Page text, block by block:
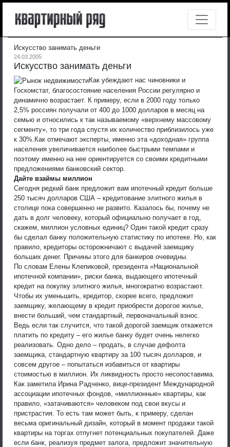
Искусство занимать деньги
24.03.2005
Искусство занимать деньги
Как убеждают нас чиновники и
Госкомстат, благосостояние населения России регулярно и
динамично возрастает. К примеру, если в 2000 году только
2,5% россиян получали от 400 до 1000 долларов в месяц на
семью и относились к так называемому «верхнему массовому
сегменту», то три года спустя их количество приблизилось уже
к 30%. Как отмечают эксперты, именно эта «доходная» группа
населения увеличивается наиболее быстрыми темпами и
поэтому именно на нее ориентируется со своими кредитными
предложениями банковский сектор.
Дайте взаймы миллион
Сегодня редкий банк предложит вам ипотечный кредит больше
250 тысяч долларов США – кредитование элитного жилья в
столице пока совершенно не развито. Казалось бы, почему не
дать в долг человеку, который официально получает в год,
скажем, миллион условных единиц? Один такой кредит сразу
бы сделал банку положительную статистику по ипотеке. Но, как
правило, кредиторы осторожничают с выдачей заемщику
больших денег. Причины этого для банкиров очевидны.
По словам Елены Клепиковой, президента «Национальной
ипотечной компании», риски банка, выдающего ипотечный
кредит на покупку элитного жилья, многократно возрастают.
Чтобы их уменьшить, кредитор, скорее всего, предложит
заемщику, желающему в кредит приобрести дорогое жилье,
внести больший, чем стандартный, первоначальный взнос.
Ведь если так случится, что такой дорогой заемщик откажется
платить по кредиту – его жилье банку будет очень нелегко
реализовать. Одно дело – продать, в случае дефолта
заемщика, стандартную квартиру за 100 тысяч долларов, и
совсем другое – попытаться избавиться от квартиры
стоимостью в миллион. Их ликвидность просто несопоставима.
Как заметила Ирина Радченко, вице-президент Международной
ассоциации ипотечных фондов, «миллионные» квартиры, как
правило, «затачиваются» человеком под свои вкусы и
пристрастия. То есть там может быть, к примеру, сделан
весьма оригинальный дизайн, который в момент продажи такой
квартиры на торгах отпугнет потенциальных покупателей. Даже
если банк, реализуя предмет залога, предложит значительную